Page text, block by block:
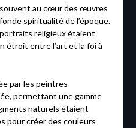
au cœur des œuvres
spiritualité de l’époque.
religieux étaient
étroit entre l’art et la foi à
par les peintres
permettant une gamme
naturels étaient
pour créer des couleurs